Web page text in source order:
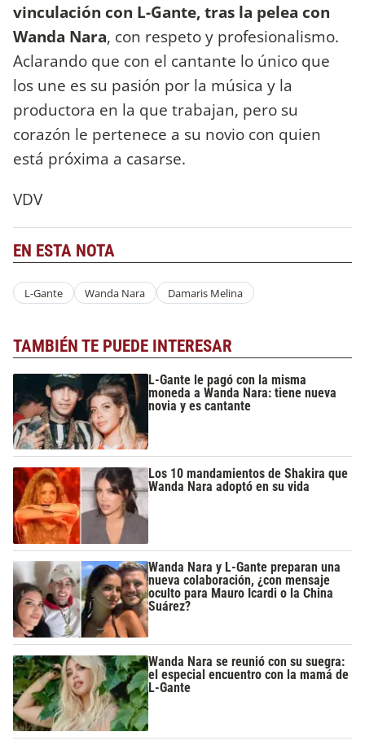
vinculación con L-Gante, tras la pelea con
Wanda Nara, con respeto y profesionalismo.
Aclarando que con el cantante lo único que
los une es su pasión por la música y la
productora en la que trabajan, pero su
corazón le pertenece a su novio con quien
está próxima a casarse.
VDV
EN ESTA NOTA
L-Gante Wanda Nara Damaris Melina
TAMBIÉN TE PUEDE INTERESAR
L-Gante le pagó con la misma
moneda a Wanda Nara: tiene nueva
novia y es cantante
Los 10 mandamientos de Shakira que
Wanda Nara adoptó en su vida
Wanda Nara y L-Gante preparan una
nueva colaboración, ¿con mensaje
oculto para Mauro Icardi o la China
Suárez?
Wanda Nara se reunió con su suegra:
el especial encuentro con la mamá de
L-Gante